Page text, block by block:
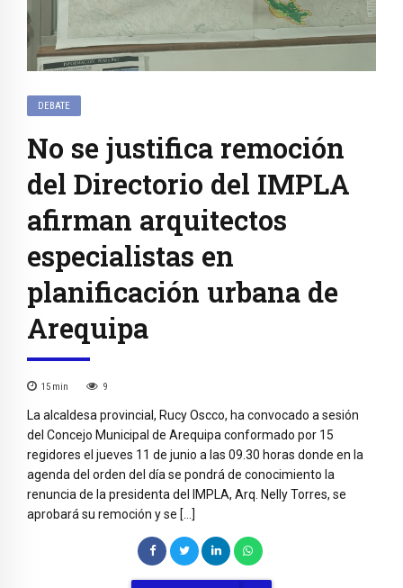
DEBATE
No se justifica remoción
del Directorio del IMPLA
afirman arquitectos
especialistas en
planificación urbana de
Arequipa
15 min 9
La alcaldesa provincial, Rucy Oscco, ha convocado a sesión
del Concejo Municipal de Arequipa conformado por 15
regidores el jueves 11 de junio a las 09.30 horas donde en la
agenda del orden del día se pondrá de conocimiento la
renuncia de la presidenta del IMPLA, Arq. Nelly Torres, se
aprobará su remoción y se […]